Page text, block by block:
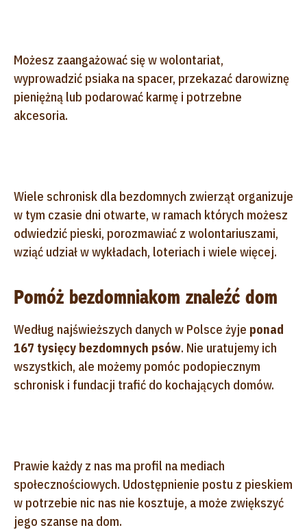
Możesz zaangażować się w wolontariat,
wyprowadzić psiaka na spacer, przekazać darowiznę
pieniężną lub podarować karmę i potrzebne
akcesoria.
Wiele schronisk dla bezdomnych zwierząt organizuje
w tym czasie dni otwarte, w ramach których możesz
odwiedzić pieski, porozmawiać z wolontariuszami,
wziąć udział w wykładach, loteriach i wiele więcej.
Pomóż bezdomniakom znaleźć dom
Według najświeższych danych w Polsce żyje ponad
167 tysięcy bezdomnych psów. Nie uratujemy ich
wszystkich, ale możemy pomóc podopiecznym
schronisk i fundacji trafić do kochających domów.
Prawie każdy z nas ma profil na mediach
społecznościowych. Udostępnienie postu z pieskiem
w potrzebie nic nas nie kosztuje, a może zwiększyć
jego szanse na dom.